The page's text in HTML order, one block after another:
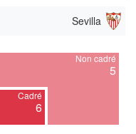
Sevilla
Cadré
6
Non cadré
5